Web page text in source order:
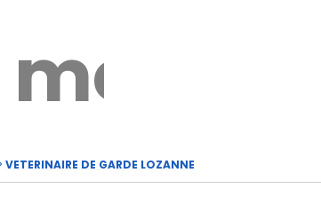
moi
VETERINAIRE DE GARDE LOZANNE